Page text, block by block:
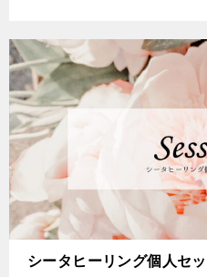
シータヒーリング個人セ